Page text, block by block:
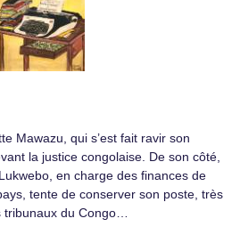
Mawazu, qui s’est fait ravir son
la justice congolaise. De son côté,
en charge des finances de
tente de conserver son poste, très
du Congo…